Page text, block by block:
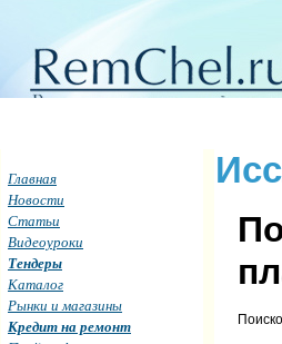
Главная
Новости
Статьи
Видеоуроки
Тендеры
Каталог
Рынки и магазины
Кредит на ремонт